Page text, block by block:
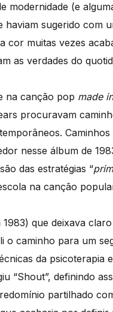
modernidade (e
haviam sugerido com
cor muitas vezes
as verdades do
na canção pop made
procuravam
Caminhos
nesse álbum de
das estratégias “
na canção
1983) que deixava
o caminho para um
da psicoterapia
“Shout”, definindo
partilhado